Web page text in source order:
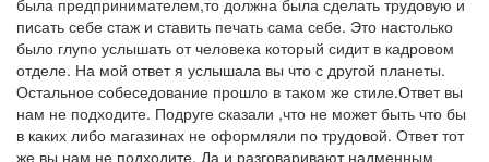
была предпринимателем,то должна была сделать трудовую и
писать себе стаж и ставить печать сама себе. Это настолько
было глупо услышать от человека который сидит в кадровом
отделе. На мой ответ я услышала вы что с другой планеты.
Остальное собеседование прошло в таком же стиле.Ответ вы
нам не подходите. Подруге сказали ,что не может быть что бы
в каких либо магазинах не оформляли по трудовой. Ответ тот
же вы нам не подходите. Да и разговаривают надменным